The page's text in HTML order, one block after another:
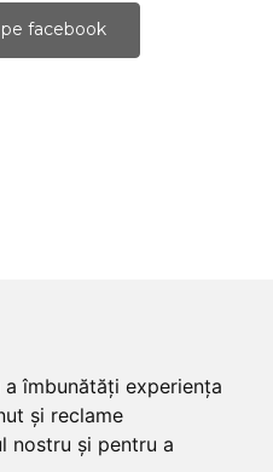
îmbunătăți experiența
și reclame
nostru și pentru a
facebook